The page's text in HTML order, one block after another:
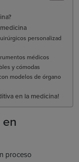
personalizad
médicos
y cómodas
modelos de órgano
en la medicina!
proceso